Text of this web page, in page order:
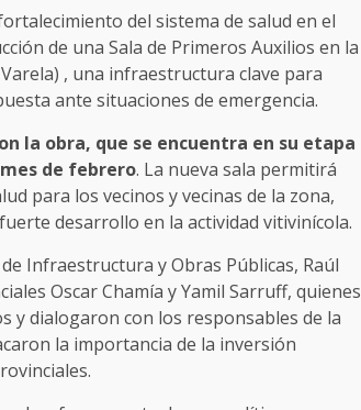
del sistema de salud en el
de una Sala de Primeros Auxilios en la
, una infraestructura clave para
ante situaciones de emergencia.
la obra, que se encuentra en su etapa
de febrero. La nueva sala permitirá
para los vecinos y vecinas de la zona,
desarrollo en la actividad vitivinícola.
Infraestructura y Obras Públicas, Raúl
Oscar Chamía y Yamil Sarruff, quienes
y dialogaron con los responsables de la
la importancia de la inversión